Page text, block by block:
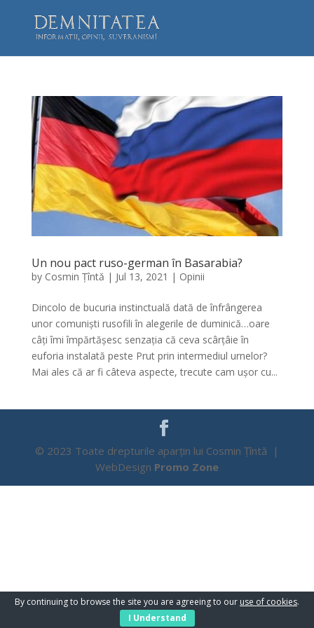
Un nou pact ruso-german în Basarabia?
by Cosmin Țîntă | Jul 13, 2021 | Opinii
Dincolo de bucuria instinctuală dată de înfrângerea
unor comuniști rusofili în alegerile de duminică…oare
câți îmi împărtășesc senzația că ceva scârțâie în
euforia instalată peste Prut prin intermediul urnelor?
Mai ales că ar fi câteva aspecte, trecute cam ușor cu...
© 2023 Toate drepturile aparțin lui Cosmin Țîntă |
WebDesign Promo Zone
By continuing to browse the site you are agreeing to our use of cookies.
I Understand